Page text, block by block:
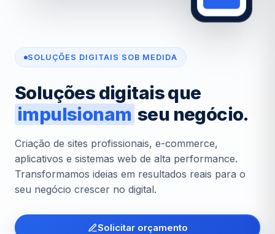
SOLUÇÕES DIGITAIS SOB MEDIDA
Soluções digitais que
impulsionam seu negócio.
Criação de sites profissionais, e-commerce,
aplicativos e sistemas web de alta performance.
Transformamos ideias em resultados reais para o
seu negócio crescer no digital.
Solicitar orçamento